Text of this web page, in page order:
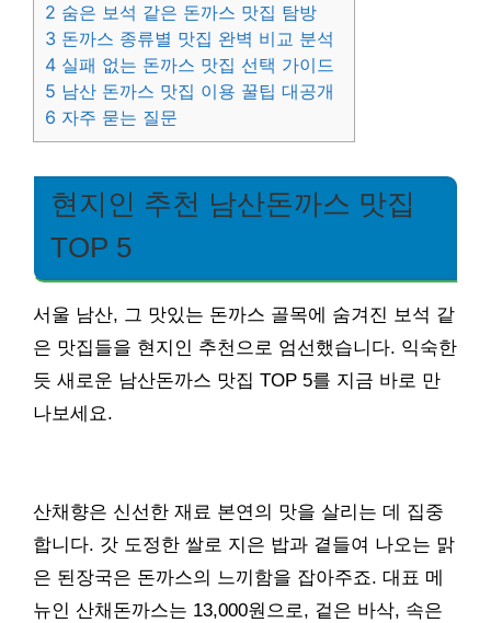
2 숨은 보석 같은 돈까스 맛집 탐방
3 돈까스 종류별 맛집 완벽 비교 분석
4 실패 없는 돈까스 맛집 선택 가이드
5 남산 돈까스 맛집 이용 꿀팁 대공개
6 자주 묻는 질문
현지인 추천 남산돈까스 맛집
TOP 5
서울 남산, 그 맛있는 돈까스 골목에 숨겨진 보석 같
은 맛집들을 현지인 추천으로 엄선했습니다. 익숙한
듯 새로운 남산돈까스 맛집 TOP 5를 지금 바로 만
나보세요.
산채향은 신선한 재료 본연의 맛을 살리는 데 집중
합니다. 갓 도정한 쌀로 지은 밥과 곁들여 나오는 맑
은 된장국은 돈까스의 느끼함을 잡아주죠. 대표 메
뉴인 산채돈까스는 13,000원으로, 겉은 바삭, 속은